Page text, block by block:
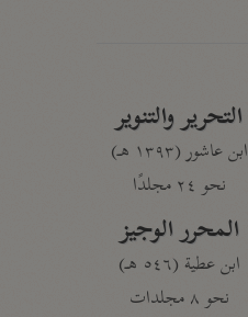
التحرير والتنوير
ابن عاشور (١٣٩٣ هـ)
نحو ٢٤ مجلدًا
المحرر الوجيز
ابن عطية (٥٤٦ هـ)
نحو ٨ مجلدات